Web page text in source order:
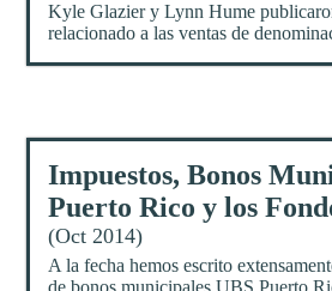
Kyle Glazier y Lynn Hume
relacionado a las ventas de
Impuestos, Bonos
Puerto Rico y los
(Oct 2014)
A la fecha hemos escrito